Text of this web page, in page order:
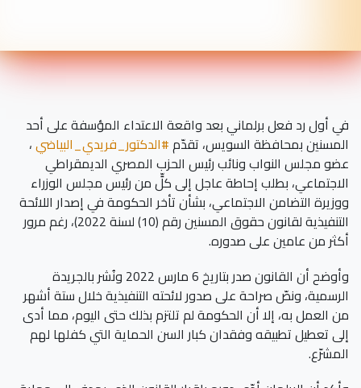
فيأول رد فعل برلماني بعد واقعة الاعتداء المؤسفة على أحد
المسنين بمحافظة السويس، تقدّم#الدكتور_فريدي_البياضي،
عضو مجلس النواب ونائب رئيس الحزب المصري الديمقراطي
الاجتماعي، بطلب إحاطة عاجل إلى كلٍّ من رئيس مجلس الوزراء
ووزيرة التضامن الاجتماعي، بشأن تأخر الحكومة في إصدار اللائحة
التنفيذية لقانون حقوق المسنين رقم (10) لسنة 2022)، رغم مرور
أكثر من عامين على صدوره.
وأوضح أن القانون صدر بتاريخ 6 مارس 2022 ونُشر بالجريدة
الرسمية، ونصّ صراحة على صدور لائحته التنفيذية خلال ستة أشهر
من العمل به، إلا أن الحكومة لم تلتزم بذلك حتى اليوم، مما أدى
إلى تعطيل تطبيقه وفقدان كبار السن الحماية التي كفلها لهم
المشرّع.